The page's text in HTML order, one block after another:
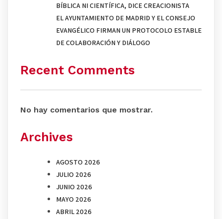
BÍBLICA NI CIENTÍFICA, DICE CREACIONISTA
EL AYUNTAMIENTO DE MADRID Y EL CONSEJO
EVANGÉLICO FIRMAN UN PROTOCOLO ESTABLE
DE COLABORACIÓN Y DIÁLOGO
Recent Comments
No hay comentarios que mostrar.
Archives
AGOSTO 2026
JULIO 2026
JUNIO 2026
MAYO 2026
ABRIL 2026